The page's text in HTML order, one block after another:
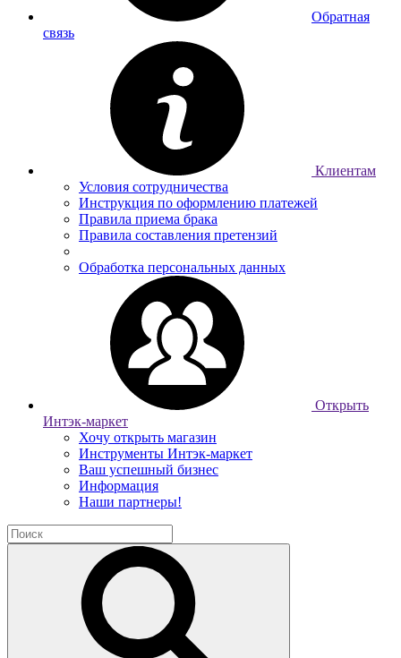
Обратная
связь
Клиентам
Условия сотрудничества
Инструкция по оформлению платежей
Правила приема брака
Правила составления претензий
Обработка персональных данных
Открыть
Интэк-маркет
Хочу открыть магазин
Инструменты Интэк-маркет
Ваш успешный бизнес
Информация
Наши партнеры!